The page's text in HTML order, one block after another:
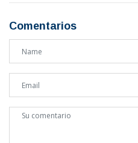
Comentarios